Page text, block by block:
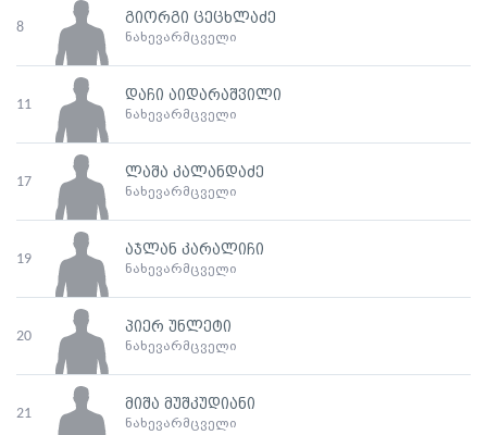
8
გიორგი ცეცხლაძე
ნახევარმცველი
11
დაჩი აიდარაშვილი
ნახევარმცველი
17
ლაშა კალანდაძე
ნახევარმცველი
19
აჯლან კარალიჩი
ნახევარმცველი
20
პიერ უნლეტი
ნახევარმცველი
21
მიშა მუშკუდიანი
ნახევარმცველი